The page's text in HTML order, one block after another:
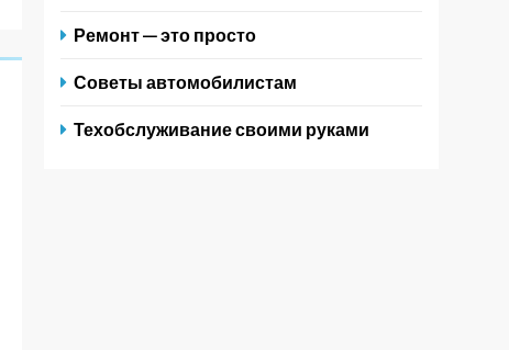
Ремонт — это просто
Советы автомобилистам
Техобслуживание своими руками